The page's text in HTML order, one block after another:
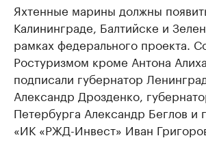
Яхтенные марины должны
Калининграде, Балтийске и
рамках федерального проекта.
Ростуризмом кроме Антона
подписали губернатор
Александр Дрозденко,
Петербурга Александр Беглов и
«ИК «РЖД-Инвест» Иван